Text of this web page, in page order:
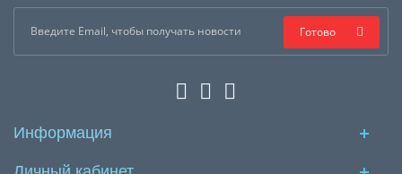
Готово
Информация